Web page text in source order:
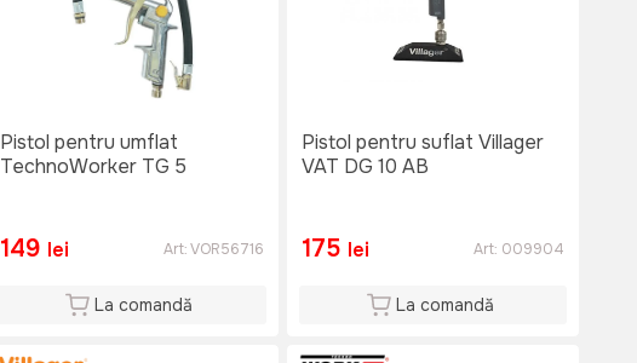
Pistol pentru umflat
TechnoWorker TG 5
149 lei Art:VOR56716
La comandă
Pistol pentru suflat Villager
VAT DG 10 AB
175 lei Art: 009904
La comandă